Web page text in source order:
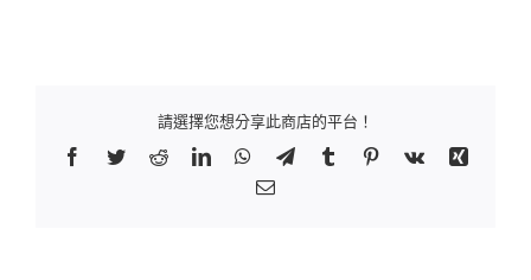
請選擇您想分享此商店的平台！
Facebook
TwitterRedditLinkedInWhatsApp
TelegramTumblr Pinterest
Vk
Xing
Email: